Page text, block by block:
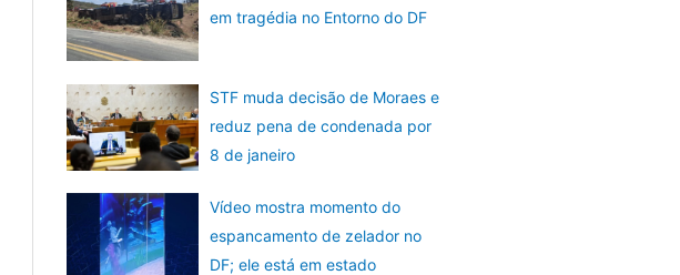
em tragédia no Entorno do DF
STF muda decisão de Moraes e
reduz pena de condenada por
8 de janeiro
Vídeo mostra momento do
espancamento de zelador no
DF; ele está em estado